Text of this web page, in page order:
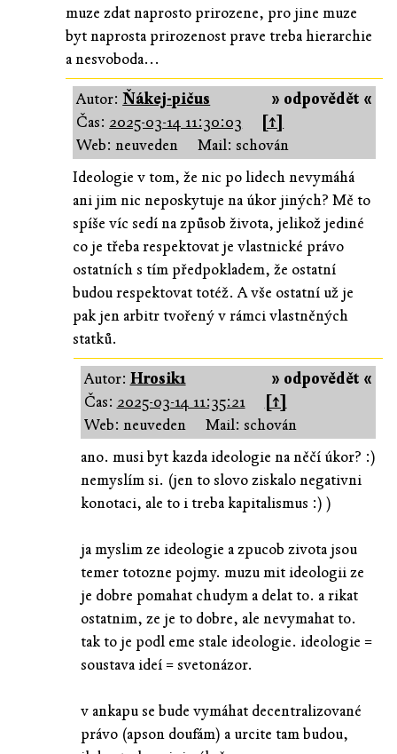
muze zdat naprosto prirozene, pro jine muze
byt naprosta prirozenost prave treba hierarchie
a nesvoboda...
» odpovědět «
Autor:Ňákej-pičus
Čas: 2025-03-14 11:30:03
[↑]
Web: neuveden
Mail: schován
Ideologie v tom, že nic po lidech nevymáhá
ani jim nic neposkytuje na úkor jiných? Mě to
spíše víc sedí na způsob života, jelikož jediné
co je třeba respektovat je vlastnické právo
ostatních s tím předpokladem, že ostatní
budou respektovat totéž. A vše ostatní už je
pak jen arbitr tvořený v rámci vlastněných
statků.
» odpovědět «
Autor: Hrosik1
Čas: 2025-03-14 11:35:21
[↑]
Web: neuveden
Mail: schován
ano. musi byt kazda ideologie na něčí úkor? :)
nemyslím si. (jen to slovo ziskalo negativni
konotaci, ale to i treba kapitalismus :) )
ja myslim ze ideologie a zpucob zivota jsou
temer totozne pojmy. muzu mit ideologii ze
je dobre pomahat chudym a delat to. a rikat
ostatnim, ze je to dobre, ale nevymahat to.
tak to je podl eme stale ideologie. ideologie =
soustava ideí = svetonázor.
v ankapu se bude vymáhat decentralizované
právo (apson doufám) a urcite tam budou,